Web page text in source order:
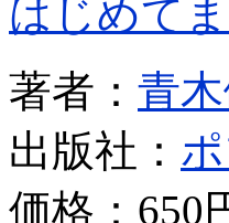
はじめて
著者： 青
出版社：
価格： 650